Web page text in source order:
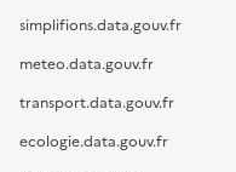
simplifions.data.gouv.fr
meteo.data.gouv.fr
transport.data.gouv.fr
ecologie.data.gouv.fr